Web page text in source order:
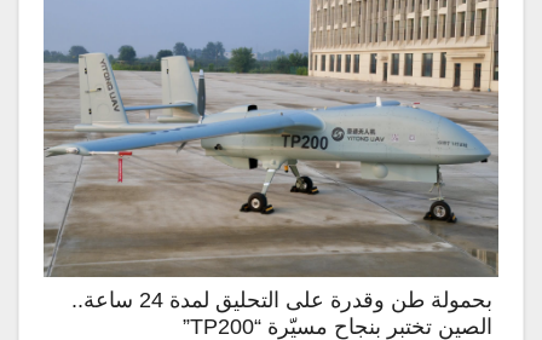
بحمولة طن وقدرة على التحليق لمدة 24 ساعة..
الصين تختبر بنجاح مسيّرة “TP200”